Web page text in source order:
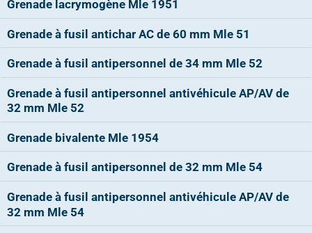
Grenade lacrymogène Mle 1951
Grenade à fusil antichar AC de 60 mm Mle 51
Grenade à fusil antipersonnel de 34 mm Mle 52
Grenade à fusil antipersonnel antivéhicule AP/AV de
32 mm Mle 52
Grenade bivalente Mle 1954
Grenade à fusil antipersonnel de 32 mm Mle 54
Grenade à fusil antipersonnel antivéhicule AP/AV de
32 mm Mle 54